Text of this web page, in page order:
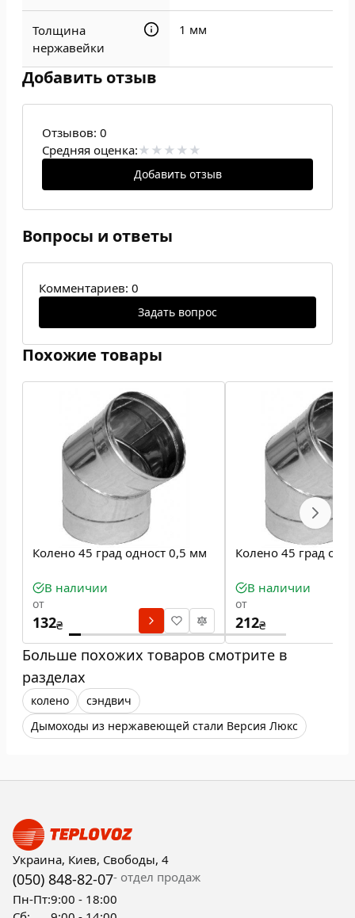
Толщина
нержавейки
1 мм
Добавить отзыв
Отзывов: 0
Средняя оценка:
Добавить отзыв
Вопросы и ответы
Комментариев: 0
Задать вопрос
Похожие товары
Колено 45 град одност 0,5 мм
В наличии
от
132₴
Колено 45 град
В наличии
от
212₴
Больше похожих товаров смотрите в
разделах
колено
сэндвич
Дымоходы из нержавеющей стали Версия Люкс
Украина, Киев, Свободы, 4
(050) 848-82-07- отдел продаж
Пн-Пт:9:00 - 18:00